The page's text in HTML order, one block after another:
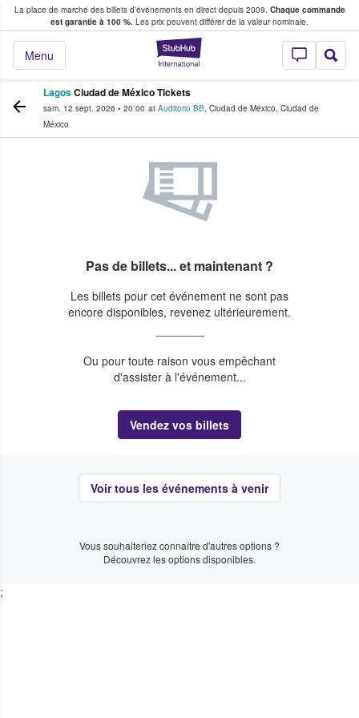
La place de marché des billets d’événements en direct depuis 2009. Chaque commande
est garantie à 100 %. Les prix peuvent différer de la valeur nominale.
StubHub - Où
Menu
fans achètent et vendent des billets
LagosCiudad de México Tickets
sam. 12 sept. 2026 • 20:00 at Auditorio BB, Ciudad de México, Ciudad de
México
Pas de billets... et maintenant ?
Les billets pour cet événement ne sont pas
encore disponibles, revenez ultérieurement.
Ou pour toute raison vous empêchant
d'assister à l'événement...
Vendez vos billets
Voir tous les événements à venir
Vous souhaiteriez connaître d'autres options ?
Découvrez les options disponibles.
;